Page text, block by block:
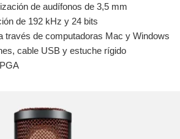
de audífonos de 3,5 mm
de 192 kHz y 24 bits
través de computadoras Mac y Windows
cable USB y estuche rígido